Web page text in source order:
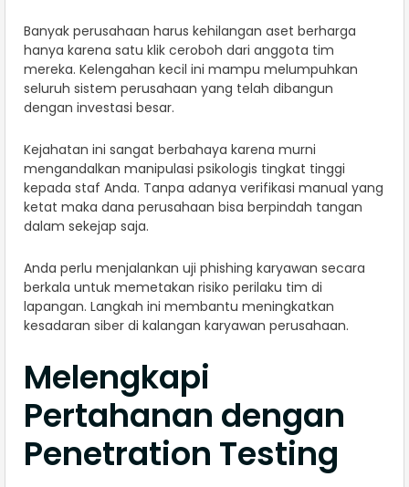
Banyak perusahaan harus kehilangan aset berharga
hanya karena satu klik ceroboh dari anggota tim
mereka. Kelengahan kecil ini mampu melumpuhkan
seluruh sistem perusahaan yang telah dibangun
dengan investasi besar.
Kejahatan ini sangat berbahaya karena murni
mengandalkan manipulasi psikologis tingkat tinggi
kepada staf Anda. Tanpa adanya verifikasi manual yang
ketat maka dana perusahaan bisa berpindah tangan
dalam sekejap saja.
Anda perlu menjalankan uji phishing karyawan secara
berkala untuk memetakan risiko perilaku tim di
lapangan. Langkah ini membantu meningkatkan
kesadaran siber di kalangan karyawan perusahaan.
Melengkapi
Pertahanan dengan
Penetration Testing